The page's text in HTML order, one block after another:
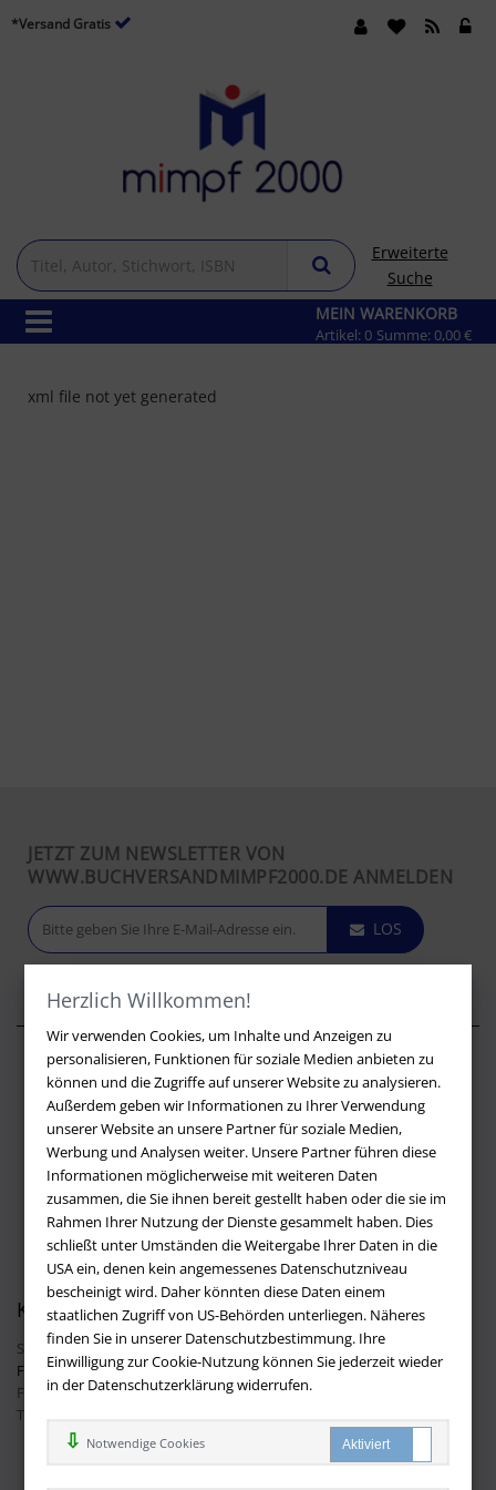
Herzlich Willkommen!
Wir verwenden Cookies, um Inhalte und Anzeigen zu
personalisieren, Funktionen für soziale Medien anbieten zu
können und die Zugriffe auf unserer Website zu analysieren.
Außerdem geben wir Informationen zu Ihrer Verwendung
unserer Website an unsere Partner für soziale Medien,
Werbung und Analysen weiter. Unsere Partner führen diese
Informationen möglicherweise mit weiteren Daten
zusammen, die Sie ihnen bereit gestellt haben oder die sie im
Rahmen Ihrer Nutzung der Dienste gesammelt haben. Dies
schließt unter Umständen die Weitergabe Ihrer Daten in die
USA ein, denen kein angemessenes Datenschutzniveau
bescheinigt wird. Daher könnten diese Daten einem
staatlichen Zugriff von US-Behörden unterliegen. Näheres
finden Sie in unserer Datenschutzbestimmung. Ihre
Einwilligung zur Cookie-Nutzung können Sie jederzeit wieder
in der Datenschutzerklärung widerrufen.
Notwendige Cookies
*Versand Gratis
Erweiterte
Suche
MEIN WARENKORB
Artikel: 0 Summe: 0,00 €
xml file not yet generated
JETZT ZUM NEWSLETTER VON
WWW.BUCHVERSANDMIMPF2000.DE ANMELDEN
LOS
Über buchversandmimpf2000.de
Impressum
Versandbedingungen
Widerruf
Batteriehinweis
AGB
Datenschutz
Kontakt
Sie haben Fragen?Hier finden Sie Antworten auf häufig gestellte
Fragen.
Fragen per E-Mail:info@buchversandmimpf2000.de
Telefon: +49 (0)9209 20 23 188
Ihre Vorteile bei uns